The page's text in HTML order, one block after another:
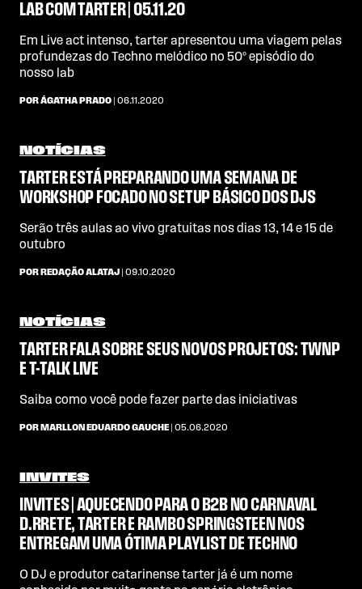
LAB COM TARTER | 05.11.20
Em Live act intenso, tarter apresentou uma viagem pelas
profundezas do Techno melódico no 50º episódio do
nosso lab
POR ÁGATHA PRADO | 06.11.2020
NOTÍCIAS
TARTER ESTÁ PREPARANDO UMA SEMANA DE
WORKSHOP FOCADO NO SETUP BÁSICO DOS DJS
Serão três aulas ao vivo gratuitas nos dias 13, 14 e 15 de
outubro
POR REDAÇÃO ALATAJ | 09.10.2020
NOTÍCIAS
TARTER FALA SOBRE SEUS NOVOS PROJETOS: TWNP
E T-TALK LIVE
Saiba como você pode fazer parte das iniciativas
POR MARLLON EDUARDO GAUCHE | 05.06.2020
INVITES
INVITES | AQUECENDO PARA O B2B NO CARNAVAL
D.RRETE, TARTER E RAMBO SPRINGSTEEN NOS
ENTREGAM UMA ÓTIMA PLAYLIST DE TECHNO
O DJ e produtor catarinense tarter já é um nome